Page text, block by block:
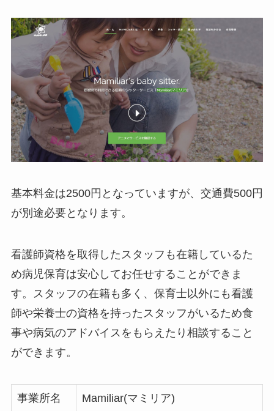
基本料金は2500円となっていますが、交通費500円
が別途必要となります。
看護師資格を取得したスタッフも在籍しているた
め病児保育は安心してお任せすることができま
す。スタッフの在籍も多く、保育士以外にも看護
師や栄養士の資格を持ったスタッフがいるため食
事や病気のアドバイスをもらえたり相談すること
ができます。
事業所名 Mamiliar(マミリア)